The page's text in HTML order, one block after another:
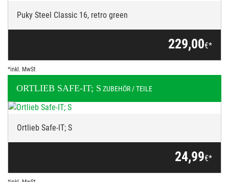
Puky Steel Classic 16, retro green
229,00€*
*inkl. MwSt
ORTLIEB SAFE-IT; S ZUBEHÖR / TEILE
Ortlieb Safe-IT; S
24,99€*